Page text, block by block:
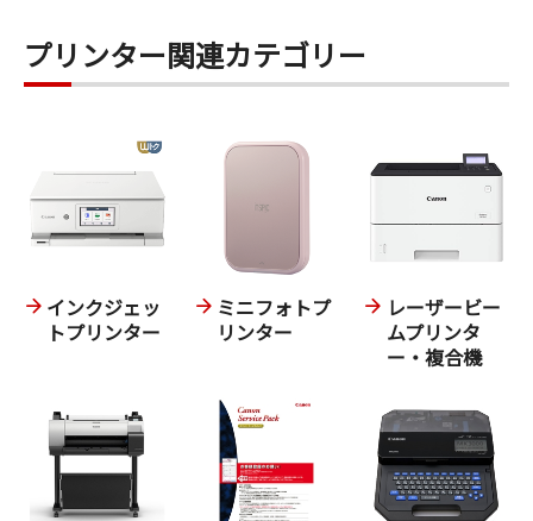
プリンター関連カテゴリー
インクジェッ
トプリンター
ミニフォトプ
リンター
レーザービー
ムプリンタ
ー・複合機